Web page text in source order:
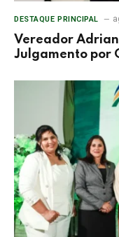
DESTAQUE PRINCIPAL
Vereador
Julgamento por